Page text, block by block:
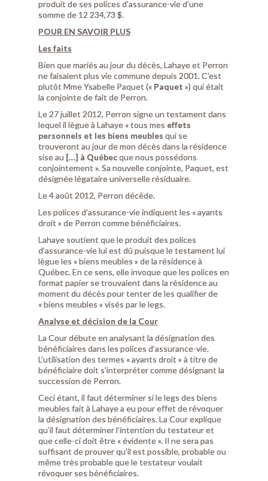
produit de ses polices d’assurance-vie d’une
somme de 12 234,73 $.
POUR EN SAVOIR PLUS
Les faits
Bien que mariés au jour du décès, Lahaye et Perron
ne faisaient plus vie commune depuis 2001. C’est
plutôt Mme Ysabelle Paquet (« Paquet ») qui était
la conjointe de fait de Perron.
Le 27 juillet 2012, Perron signe un testament dans
lequel il lègue à Lahaye « tous mes effets
personnels et les biens meubles qui se
trouveront au jour de mon décès dans la résidence
sise au […] à Québecque nous possédons
conjointement ». Sa nouvelle conjointe, Paquet, est
désignée légataire universelle résiduaire.
Le 4 août 2012, Perron décède.
Les polices d’assurance-vie indiquent les « ayants
droit » de Perron comme bénéficiaires.
Lahaye soutient que le produit des polices
d’assurance-vie lui est dû puisque le testament lui
lègue les « biens meubles » de la résidence à
Québec. En ce sens, elle invoque que les polices en
format papier se trouvaient dans la résidence au
moment du décès pour tenter de les qualifier de
« biens meubles » visés par le legs.
Analyse et décision de la Cour
La Cour débute en analysant la désignation des
bénéficiaires dans les polices d’assurance-vie.
L’utilisation des termes « ayants droit » à titre de
bénéficiaire doit s’interpréter comme désignant la
succession de Perron.
Ceci étant, il faut déterminer si le legs des biens
meubles fait à Lahaye a eu pour effet de révoquer
la désignation des bénéficiaires. La Cour explique
qu’il faut déterminer l’intention du testateur et
que celle-ci doit être « évidente ». Il ne sera pas
suffisant de prouver qu’il est possible, probable ou
même très probable que le testateur voulait
révoquer ses bénéficiaires.